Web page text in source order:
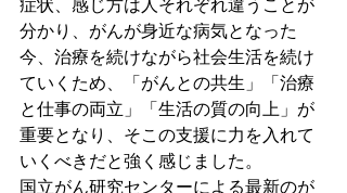
症状、感じ方は人それぞれ違うことが
分かり、がんが身近な病気となった
今、治療を続けながら社会生活を続け
ていくため、「がんとの共生」「治療
と仕事の両立」「生活の質の向上」が
重要となり、そこの支援に力を入れて
いくべきだと強く感じました。
国立がん研究センターによる最新のが